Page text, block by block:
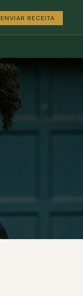
ENVIAR RECEITA